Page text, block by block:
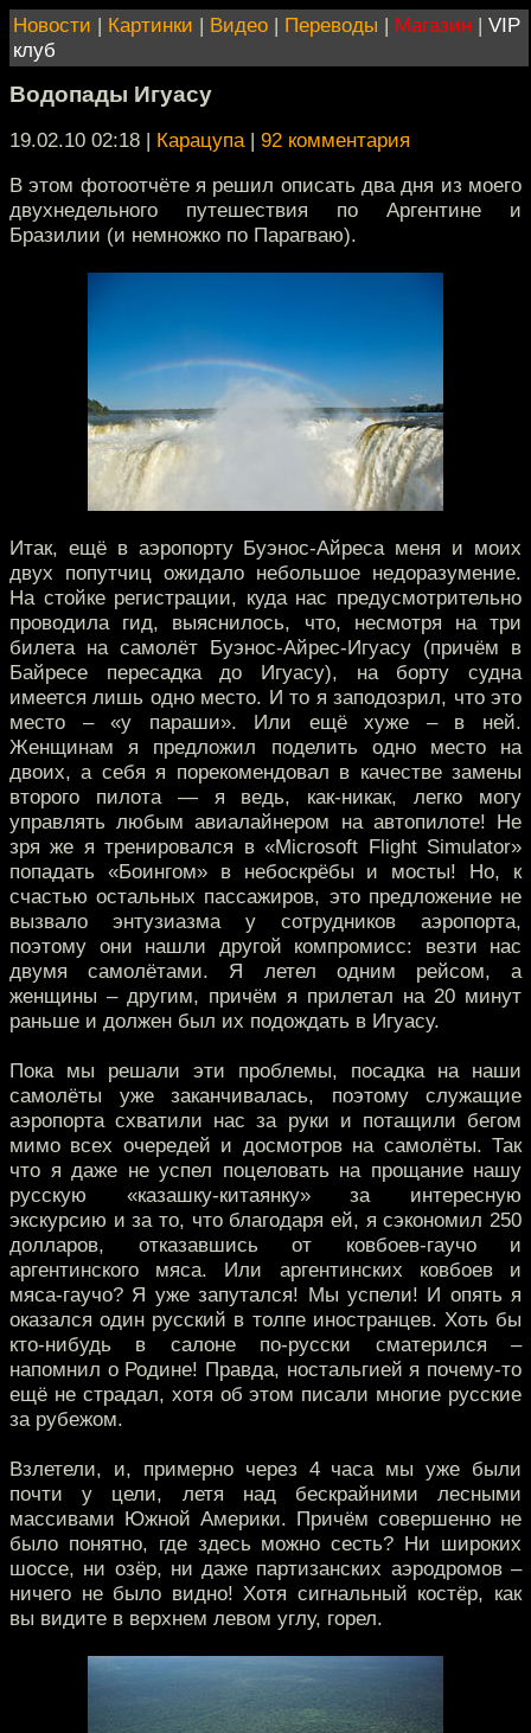
Новости | Картинки | Видео | Переводы | Магазин | VIP
клуб
Водопады Игуасу
19.02.10 02:18 | Карацупа| 92 комментария
В этом фотоотчёте я решил описать два дня из моего
двухнедельного путешествия по Аргентине и
Бразилии (и немножко по Парагваю).
Итак, ещё в аэропорту Буэнос-Айреса меня и моих
двух попутчиц ожидало небольшое недоразумение.
На стойке регистрации, куда нас предусмотрительно
проводила гид, выяснилось, что, несмотря на три
билета на самолёт Буэнос-Айрес-Игуасу (причём в
Байресе пересадка до Игуасу), на борту судна
имеется лишь одно место. И то я заподозрил, что это
место – «у параши». Или ещё хуже – в ней.
Женщинам я предложил поделить одно место на
двоих, а себя я порекомендовал в качестве замены
второго пилота — я ведь, как-никак, легко могу
управлять любым авиалайнером на автопилоте! Не
зря же я тренировался в «Microsoft Flight Simulator»
попадать «Боингом» в небоскрёбы и мосты! Но, к
счастью остальных пассажиров, это предложение не
вызвало энтузиазма у сотрудников аэропорта,
поэтому они нашли другой компромисс: везти нас
двумя самолётами. Я летел одним рейсом, а
женщины – другим, причём я прилетал на 20 минут
раньше и должен был их подождать в Игуасу.
Пока мы решали эти проблемы, посадка на наши
самолёты уже заканчивалась, поэтому служащие
аэропорта схватили нас за руки и потащили бегом
мимо всех очередей и досмотров на самолёты. Так
что я даже не успел поцеловать на прощание нашу
русскую «казашку-китаянку» за интересную
экскурсию и за то, что благодаря ей, я сэкономил 250
долларов, отказавшись от ковбоев-гаучо и
аргентинского мяса. Или аргентинских ковбоев и
мяса-гаучо? Я уже запутался! Мы успели! И опять я
оказался один русский в толпе иностранцев. Хоть бы
кто-нибудь в салоне по-русски сматерился –
напомнил о Родине! Правда, ностальгией я почему-то
ещё не страдал, хотя об этом писали многие русские
за рубежом.
Взлетели, и, примерно через 4 часа мы уже были
почти у цели, летя над бескрайними лесными
массивами Южной Америки. Причём совершенно не
было понятно, где здесь можно сесть? Ни широких
шоссе, ни озёр, ни даже партизанских аэродромов –
ничего не было видно! Хотя сигнальный костёр, как
вы видите в верхнем левом углу, горел.